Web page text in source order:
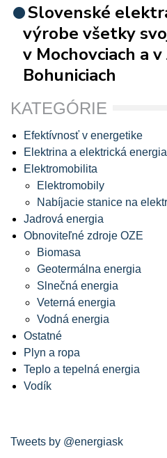
Slovenské
výrobe všetky
v Mochovciach a
Bohuniciach
KATEGÓRIE
Efektívnosť v energetike
Elektrina a elektrická energia
Elektromobilita
Elektromobily
Nabíjacie stanice na
Jadrová energia
Obnoviteľné zdroje OZE
Biomasa
Geotermálna energia
Slnečná energia
Veterná energia
Vodná energia
Ostatné
Plyn a ropa
Teplo a tepelná energia
Vodík
Tweets by @energiask